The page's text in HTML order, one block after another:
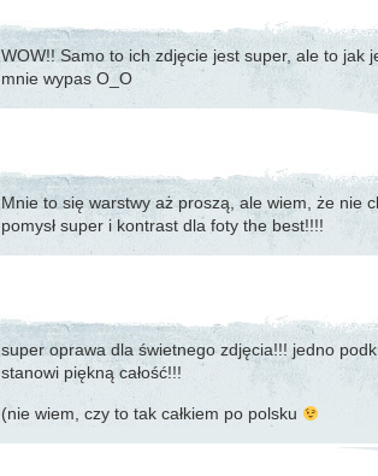
WOW!! Samo to ich zdjęcie jest super, ale to jak
mnie wypas O_O
Mnie to się warstwy aż proszą, ale wiem, że nie
pomysł super i kontrast dla foty the best!!!!
super oprawa dla świetnego zdjęcia!!! jedno
stanowi piękną całość!!!
(nie wiem, czy to tak całkiem po polsku